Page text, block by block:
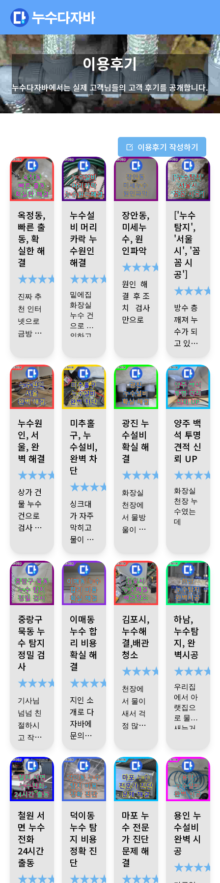
이용후기
누수다자바에서는 실제 고객님들의 고객 후기를 공개합니다.
이용후기 작성하기
옥정동,
빠른 출
동, 확
실한 해
결
진짜 추
천 인터
넷으로
금방 문
고 기사
님도 친
절하시
고 실력
좋으십
니다 .밑
에 집 화
장실에
서 물 새
는 것 때
문에 불
렀는데
우리집
화장실
까 해결
됐어요
누수설
비 머리
카락 누
수원인
해결
밑에집
화장실
누수 건
으로 문
의하고
다.
안에 아
파트 처
음 공사
때부터
들어가
있었던
것 같다
고 하셨
습니다
검사 엄
청 꼼꼼
하게 하
시고 딱
원인 찾
아서 필
요한 데
만 공사
해주십
니다.
깔끔한
마무리
해주셔
서 감사
합니다
장안동,
미세누
수, 원
인파악
원인 해
결 후 조
치 검사
만으로
감사합
니다
['누수
탐지',
'서울
시', '꼼
꼼 시
공']
방수 층
깨져 누
수가 되
고 있음
정확하
게 원인
판단해
주셨습
굿~~~~
누수원
인, 서
울, 완
벽 해결
상가 건
물 누수
건으로
검사 문
링쿨러
문제로
물이 샌
거였고
공받기
로 했습
니다.
기사님
께서 추
없이 출
장비와
검사비
만 받으
셨고 설
명을 너
하게 잘
해주셔
서 안심
됐어요.
건물 임
차인 분
들과 상
의해 시
공날짜
음 다시
문의드
리기로
했습니
다.
미추홀
구, 누
수설비,
완벽 차
단
싱크대
가 자주
막히고
물이 새
했습니
다.
께 여쭤
보니 원
인이 뭔
지 무슨
필요한
지 다 설
명해주
시고
금방 해
셔서 너
무 감사
했습니
다ㅠㅠ
광진 누
수설비
확실 해
결
화장실
천장에
서 물방
울이 떨
았습니
다.
받아서
물은 더
이상 안
새는데
기사님
이 며칠
지나 봐
야 확실
해진다
고 연락
주신다
고 하셨
어요
시공 후
관리까
지 꼼꼼
하게 책
임져주
시는 것
같습니
다
양주 백
석 투명
견적 신
뢰 UP
화장실
천장 누
수였는
데
로 시공
하고 싹
잡혔습
니다
빠르고
군더더
기 없이
처리해
주십니
다
지인들
한테도
누수는
여기 추
천하려
합니다
기사님
감사합
니다.
중랑구
묵동 누
수 탐지
정밀 검
사
기사님
넘넘 친
절하시
고 작업
하게 잘
해주세
요!
방수 공
사해야
한다고
변기랑
세면대
다 떼야
된다고
하셔서
좀 걱정
했는데
끝나고
보니까
뗐는지
도 모를
정도로
깔끔하
게 붙여
이매동
누수 합
리 비용
확실 해
결
지인 소
개로 다
자바에
문의했
께서 중
간중간
왜 이렇
게 됐고
고쳐서
관리 해
야 되는
지 너무
나 설명
을 잘해
그리고
작업도
완전 깔
끔하고
섬세하
게 잘해
주십니
김포시,
누수해
결,배관
청소
천장에
서 물이
새서 걱
정 많았
사님이
꼼꼼히
검사하
고 원인
찾아 신
속하게
수리해
주셨어
요
도 친절
하남,
누수탐
지, 완
벽시공
우리집
에서 아
랫집으
로 물이
새는거
검색하
다가 알
게됬습
니다
데
기사님
께서 딱
봐도 기
술자
뭐
큰 공사
없이 새
부품가
지고 구
조를 바
꿔주셨
감사합
니다~
철원 서
면 누수
전화
24시간
출동
덕이동
누수 탐
지 비용
정확 진
단
마포 누
수 전문
가 진단
문제 해
결
용인 누
수설비
완벽 시
공